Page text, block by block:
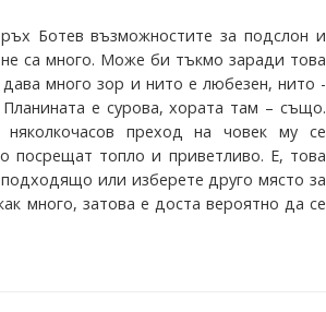
Ботев възможностите за подслон и
не са много. Може би тъкмо заради това
много зор и нито е любезен, нито -
Планината е сурова, хората там – също.
преход на човек му се
посрещат топло и приветливо. Е, това
или изберете друго място за
много, затова е доста вероятно да се